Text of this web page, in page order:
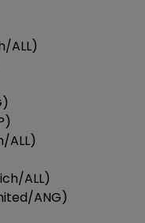
ALL)
ALL)
ALL)
ANG)